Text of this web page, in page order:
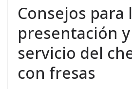
Consejos para
presentación
servicio del
con fresas